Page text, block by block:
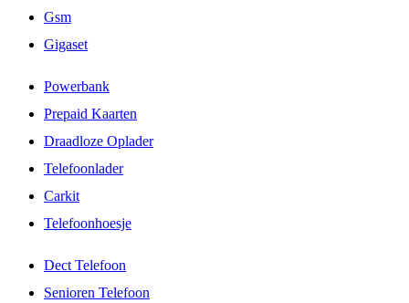
Gsm
Gigaset
Powerbank
Prepaid Kaarten
Draadloze Oplader
Telefoonlader
Carkit
Telefoonhoesje
Dect Telefoon
Senioren Telefoon